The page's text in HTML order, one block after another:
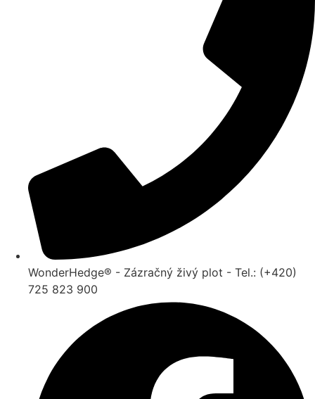
WonderHedge® - Zázračný živý plot - Tel.: (+420)
725 823 900